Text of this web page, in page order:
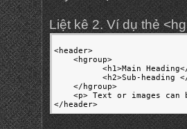
Liệt kê 2. Ví dụ thẻ
<header>
    <hgroup>
<h1>Main
<h2>Sub-heading
    </hgroup>
<p> Text or images can
</header>